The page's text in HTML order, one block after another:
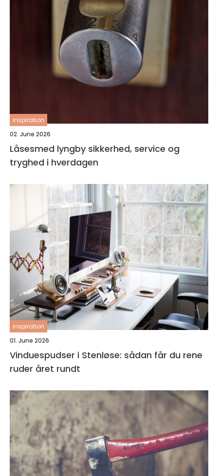
inspiration
02. June 2026
Låsesmed lyngby sikkerhed, service og
tryghed i hverdagen
inspiration
01. June 2026
Vinduespudser i Stenløse: sådan får du rene
ruder året rundt